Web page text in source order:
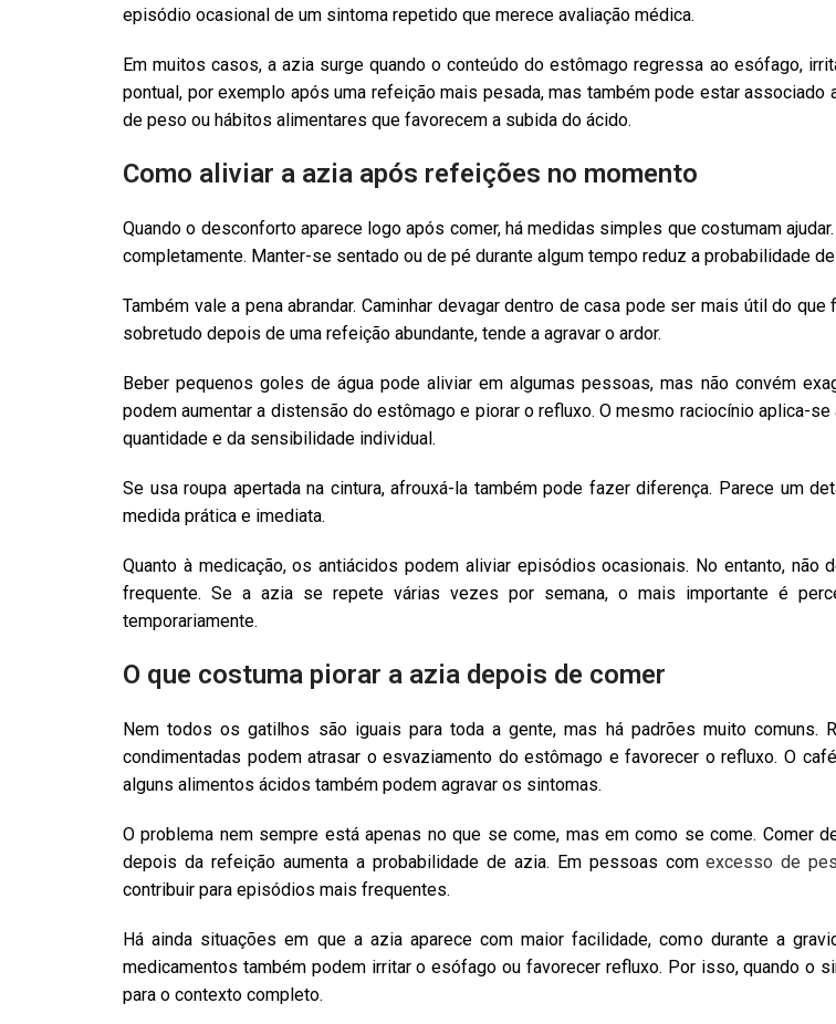
episódio ocasional de um sintoma repetido que merece avaliação médica.
Em muitos casos, a azia surge quando o conteúdo do estômago regressa ao esófago,
pontual, por exemplo após uma refeição mais pesada, mas também pode estar associado
de peso ou hábitos alimentares que favorecem a subida do ácido.
Como aliviar a azia após refeições no momento
Quando o desconforto aparece logo após comer, há medidas simples que costumam
completamente. Manter-se sentado ou de pé durante algum tempo reduz a probabilidade
Também vale a pena abrandar. Caminhar devagar dentro de casa pode ser mais útil do
sobretudo depois de uma refeição abundante, tende a agravar o ardor.
Beber pequenos goles de água pode aliviar em algumas pessoas, mas não convém
podem aumentar a distensão do estômago e piorar o refluxo. O mesmo raciocínio aplica-
quantidade e da sensibilidade individual.
Se usa roupa apertada na cintura, afrouxá-la também pode fazer diferença. Parece um
medida prática e imediata.
Quanto à medicação, os antiácidos podem aliviar episódios ocasionais. No entanto, não
frequente. Se a azia se repete várias vezes por semana, o mais importante é
temporariamente.
O que costuma piorar a azia depois de comer
Nem todos os gatilhos são iguais para toda a gente, mas há padrões muito comuns.
condimentadas podem atrasar o esvaziamento do estômago e favorecer o refluxo. O
alguns alimentos ácidos também podem agravar os sintomas.
O problema nem sempre está apenas no que se come, mas em como se come. Comer
depois da refeição aumenta a probabilidade de azia. Em pessoas comexcesso de
contribuir para episódios mais frequentes.
Há ainda situações em que a azia aparece com maior facilidade, como durante a
medicamentos também podem irritar o esófago ou favorecer refluxo. Por isso, quando o
para o contexto completo.